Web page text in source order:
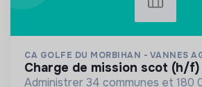
CA GOLFE DU MORBIHAN - VANNES
charge de mission scot (h/f)
Administrer 34 communes et 180